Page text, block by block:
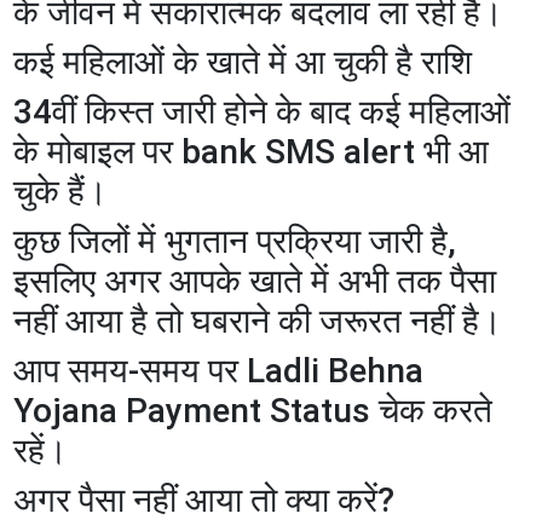
के जीवन में सकारात्मक बदलाव ला रही है।
कई महिलाओं के खाते में आ चुकी है राशि
34वीं किस्त जारी होने के बाद कई महिलाओं
के मोबाइल पर bank SMS alert भी आ
चुके हैं।
कुछ जिलों में भुगतान प्रक्रिया जारी है,
इसलिए अगर आपके खाते में अभी तक पैसा
नहीं आया है तो घबराने की जरूरत नहीं है।
आप समय-समय पर Ladli Behna
Yojana Payment Status चेक करते
रहें।
अगर पैसा नहीं आया तो क्या करें?